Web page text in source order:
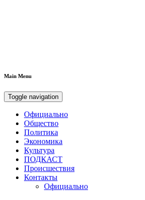
Main Menu
Toggle navigation
Официально
Общество
Политика
Экономика
Культура
ПОДКАСТ
Происшествия
Контакты
Официально